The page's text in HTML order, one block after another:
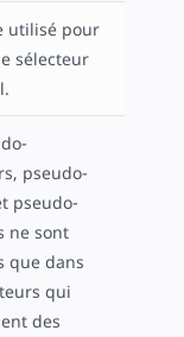
utilisé pour
sélecteur
pseudo-
pseudo-
ne sont
que dans
qui
des